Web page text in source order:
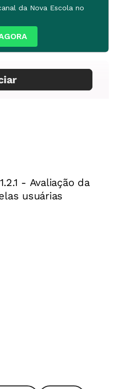
explícito.
da Nova Escola no